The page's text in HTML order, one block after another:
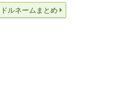
ルネームまとめ